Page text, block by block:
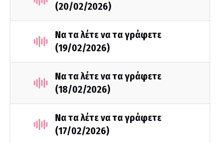
(20/02/2026)
Να τα λέτε να τα γράφετε
(19/02/2026)
Να τα λέτε να τα γράφετε
(18/02/2026)
Να τα λέτε να τα γράφετε
(17/02/2026)